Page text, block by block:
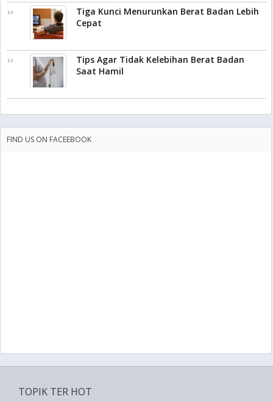
Tiga Kunci Menurunkan Berat Badan Lebih
Cepat
Tips Agar Tidak Kelebihan Berat Badan
Saat Hamil
FIND US ON FACEEBOOK
TOPIK TER HOT